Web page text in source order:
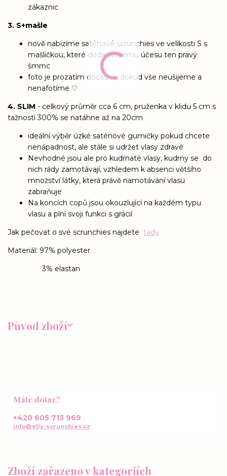
zákaznic
3. S+mašle
nově nabízíme saténové scrunchies ve velikosti S s
mašličkou, které dodají vašemu účesu ten pravý
šmrnc
foto je prozatím dočasné, dokud vše neušijeme a
nenafotíme ♡
4. SLIM - celkový průměr cca 6 cm, pruženka v klidu 5 cm s
tažností 300% se natáhne až na 20cm
ideální výběr úzké saténové gumičky pokud chcete
nenápadnost, ale stále si udržet vlasy zdravé
Nevhodné jsou ale pro kudrnaté vlasy, kudrny se do
nich rády zamotávají, vzhledem k absenci většího
množství látky, která právě namotávání vlasu
zabraňuje
Na koncích copů jsou okouzlující na každém typu
vlasu a plní svoji funkci s grácií
Jak pečovat o své scrunchies najdete tady
Materiál: 97% polyester
3% elastan
Původ zboží
Zboží zařazeno v kategoriích
Máte dotaz?
+420 605 713 969
info@elly-scrunchies.cz